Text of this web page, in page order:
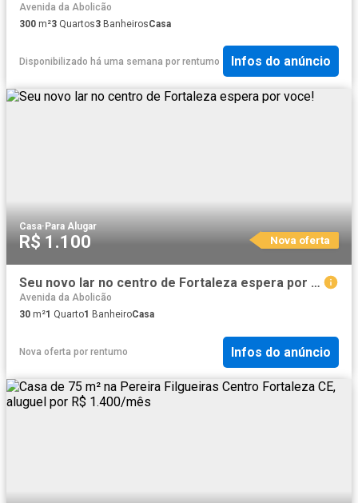
Avenida da Abolicão
300 m²3 Quartos3 BanheirosCasa
Disponibilizado há uma semana por rentumo Infos do anúncio
Casa·Para Alugar
R$ 1.100 Nova oferta
Seu novo lar no centro de Fortaleza espera por voce!
Avenida da Abolicão
30 m²1 Quarto1 BanheiroCasa
Nova oferta por rentumo Infos do anúncio